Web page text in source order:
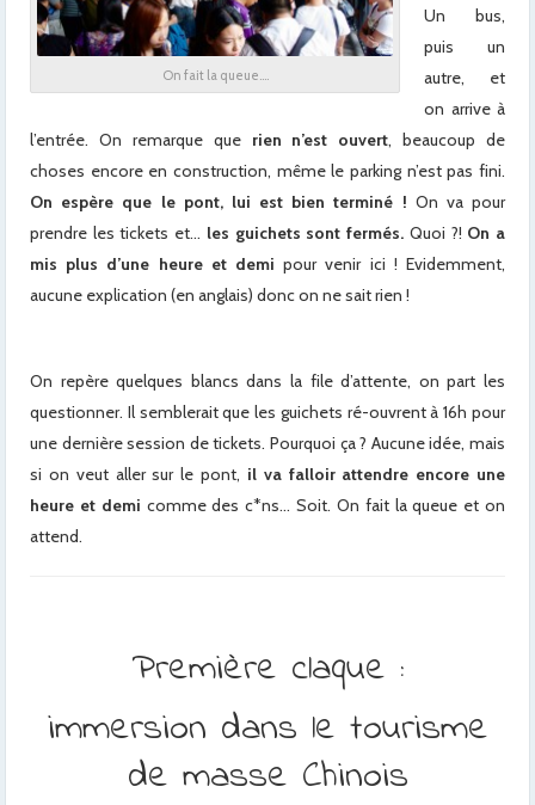
On fait la queue….
Un bus,
puis un
autre, et
on arrive à
l’entrée. On remarque que rien n’est ouvert, beaucoup de
choses encore en construction, même le parking n’est pas fini.
On espère que le pont, lui est bien terminé ! On va pour
prendre les tickets et… les guichets sont fermés. Quoi ?! On a
mis plus d’une heure et demi pour venir ici ! Evidemment,
aucune explication (en anglais) donc on ne sait rien !
On repère quelques blancs dans la file d’attente, on part les
questionner. Il semblerait que les guichets ré-ouvrent à 16h pour
une dernière session de tickets. Pourquoi ça ? Aucune idée, mais
si on veut aller sur le pont, il va falloir attendre encore une
heure et demi comme des c*ns… Soit. On fait la queue et on
attend.
Première claque :
immersion dans le tourisme
de masse Chinois